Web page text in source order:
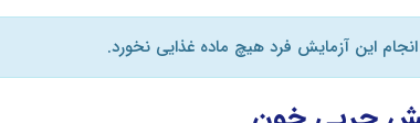
این آزمایش فرد هیچ ماده غذایی نخورد.